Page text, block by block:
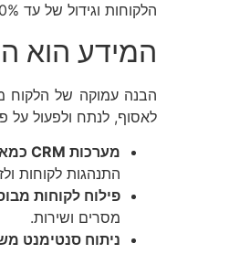
הלקוחות וגידול של עד 20% בהכנסה ללקוח. זהו הבסיס למהפכה באופן שבו אנו מנהלים מערכות יחסים עסקיות.
המידע הוא
הבנה עמוקה של הלקוח
לאסוף, לנתח ולפעול על
מערכות
התנהגות לקוחות
פילוח לקוחות
מסרים ושירות.
ניתוח סנטימנט